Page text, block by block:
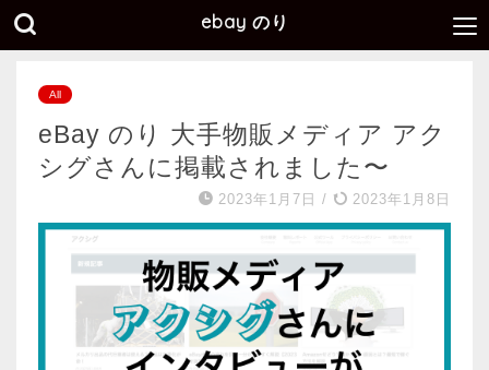
ebay のり
All
eBay のり 大手物販メディア アク
シグさんに掲載されました〜
2023年1月7日 / 2023年1月8日